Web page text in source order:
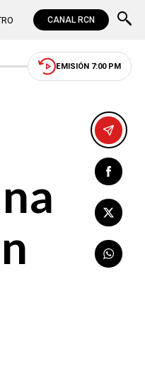
CANAL RCN
EMISIÓN 7:00 PM